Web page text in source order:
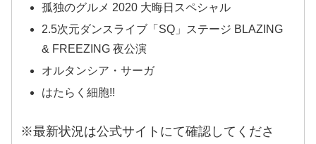
孤独のグルメ 2020 大晦日スペシャル
2.5次元ダンスライブ「SQ」ステージ BLAZING
& FREEZING 夜公演
オルタンシア・サーガ
はたらく細胞!!
※最新状況は公式サイトにて確認してくださ